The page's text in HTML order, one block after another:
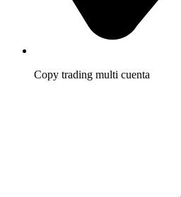
Copy trading multi cuenta